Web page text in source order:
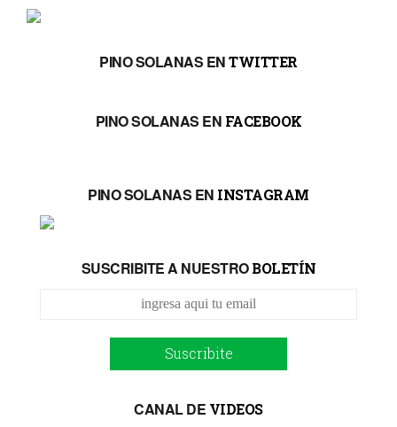
PINO SOLANAS ENTWITTER
PINO SOLANAS EN FACEBOOK
PINO SOLANAS EN INSTAGRAM
SUSCRIBITE A NUESTROBOLETÍN
Suscribite
CANAL DE VIDEOS